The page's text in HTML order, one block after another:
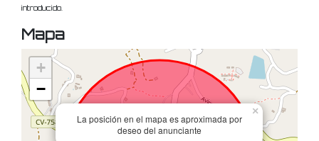
introducido.
Mapa
La posición en el mapa es aproximada por
deseo del anunciante
×
+
−